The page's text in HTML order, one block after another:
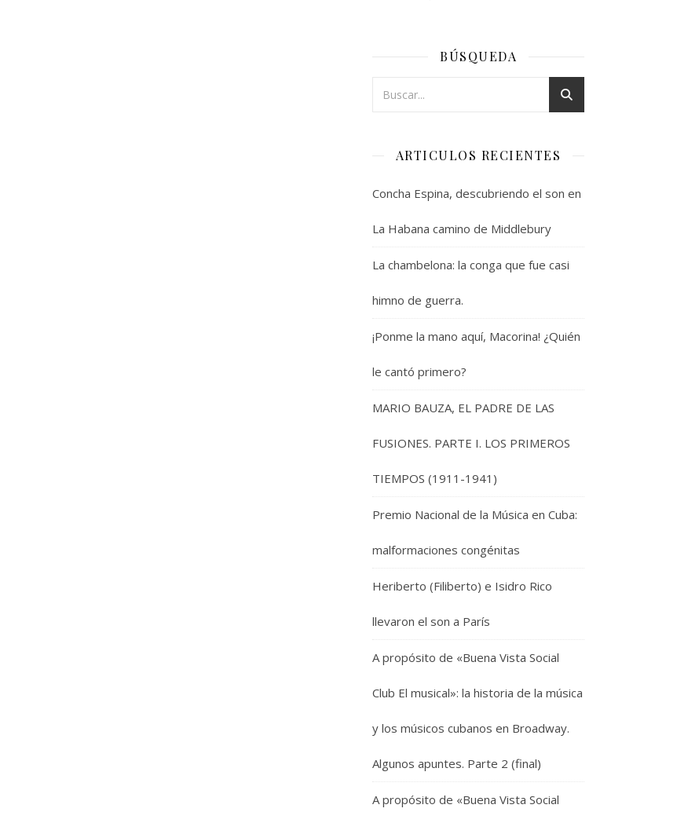
BÚSQUEDA
ARTICULOS RECIENTES
Concha Espina, descubriendo el son en
La Habana camino de Middlebury
La chambelona: la conga que fue casi
himno de guerra.
¡Ponme la mano aquí, Macorina! ¿Quién
le cantó primero?
MARIO BAUZA, EL PADRE DE LAS
FUSIONES. PARTE I. LOS PRIMEROS
TIEMPOS (1911-1941)
Premio Nacional de la Música en Cuba:
malformaciones congénitas
Heriberto (Filiberto) e Isidro Rico
llevaron el son a París
A propósito de «Buena Vista Social
Club El musical»: la historia de la música
y los músicos cubanos en Broadway.
Algunos apuntes. Parte 2 (final)
A propósito de «Buena Vista Social